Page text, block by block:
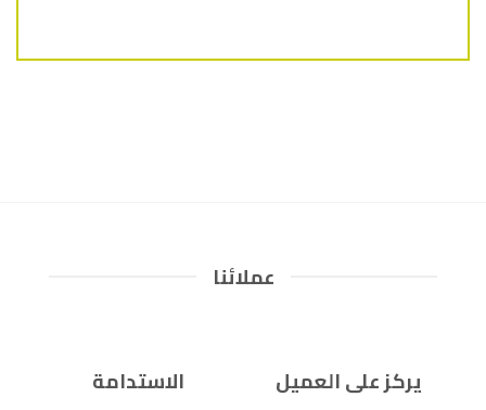
عملائنا
يركز على العميل
الاستدامة